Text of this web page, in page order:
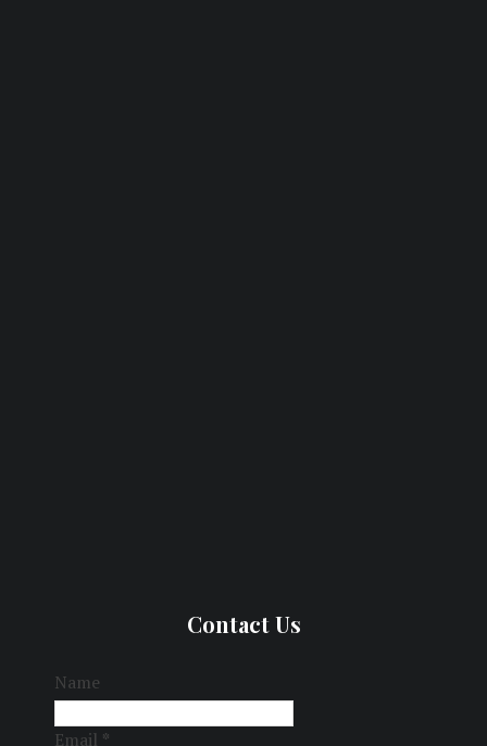
Contact Us
Name
Email *